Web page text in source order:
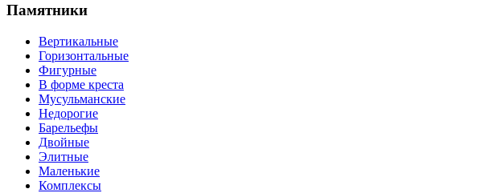
Памятники
Вертикальные
Горизонтальные
Фигурные
В форме креста
Мусульманские
Недорогие
Барельефы
Двойные
Элитные
Маленькие
Комплексы